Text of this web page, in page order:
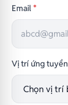
Email*
Vị trí ứng tuyển